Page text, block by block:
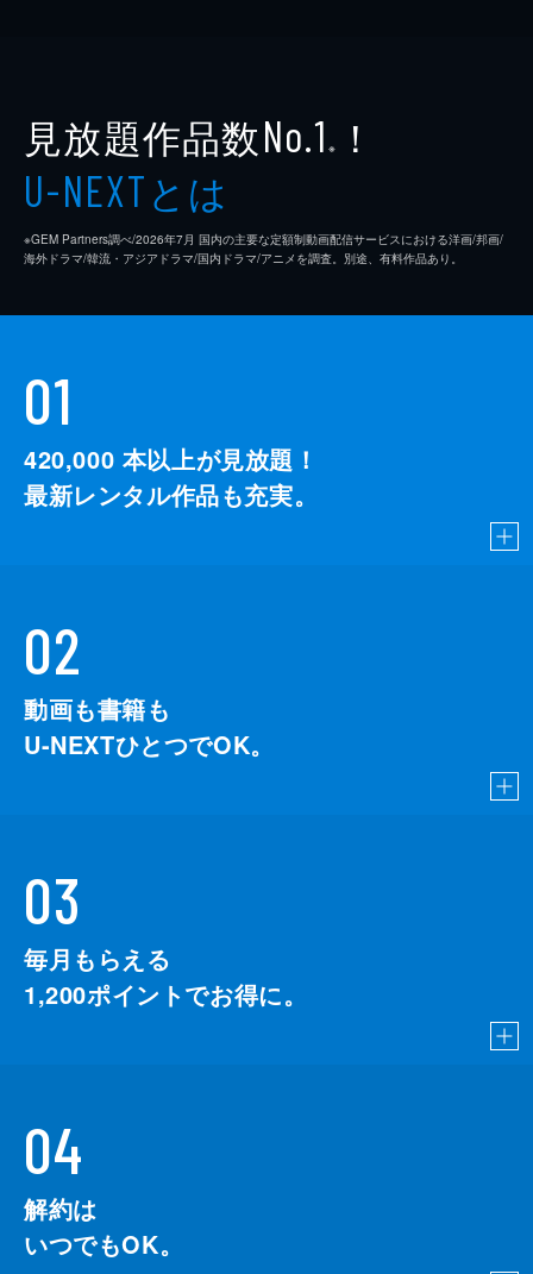
見放題作品数No.1 ※ ！
U-NEXTとは
※GEM Partners調べ/2026年7⽉ 国内の主要な定額制動画配信サービスにおける洋画/邦画/
海外ドラマ/韓流・アジアドラマ/国内ドラマ/アニメを調査。別途、有料作品あり。
01
420,000 本以上が見放題！
最新レンタル作品も充実。
02
動画も書籍も
U-NEXTひとつでOK。
03
毎月もらえる
1,200ポイントでお得に。
04
解約は
いつでもOK。